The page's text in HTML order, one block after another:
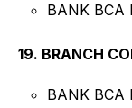
BANK BCA
19. BRANCH
BANK BCA